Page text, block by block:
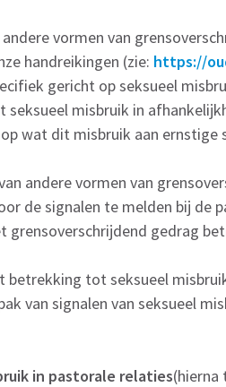
vormen van
handreikingen (zie: https://
gericht op seksueel
seksueel misbruik in
wat dit misbruik aan ernstige
andere vormen van
de signalen te melden bij de
grensoverschrijdend gedrag
betrekking tot seksueel
van signalen van seksueel
in pastorale relaties(hierna